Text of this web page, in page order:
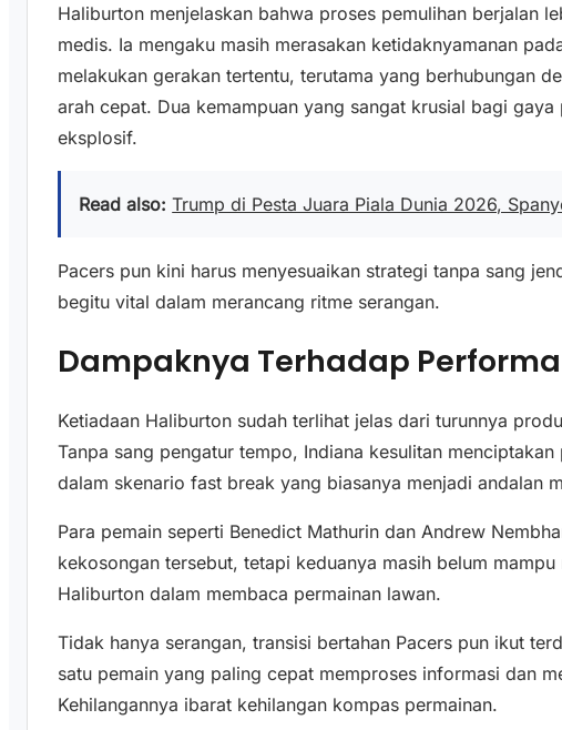
Haliburton menjelaskan bahwa proses pemulihan berjalan
medis. Ia mengaku masih merasakan ketidaknyamanan
melakukan gerakan tertentu, terutama yang berhubungan
arah cepat. Dua kemampuan yang sangat krusial bagi
eksplosif.
Read also: Trump di Pesta Juara Piala Dunia 2026,
Pacers pun kini harus menyesuaikan strategi tanpa sang
begitu vital dalam merancang ritme serangan.
Dampaknya Terhadap
Ketiadaan Haliburton sudah terlihat jelas dari turunnya
Tanpa sang pengatur tempo, Indiana kesulitan
dalam skenario fast break yang biasanya menjadi andalan
Para pemain seperti Benedict Mathurin dan Andrew
kekosongan tersebut, tetapi keduanya masih belum
Haliburton dalam membaca permainan lawan.
Tidak hanya serangan, transisi bertahan Pacers pun ikut
satu pemain yang paling cepat memproses informasi dan
Kehilangannya ibarat kehilangan kompas permainan.